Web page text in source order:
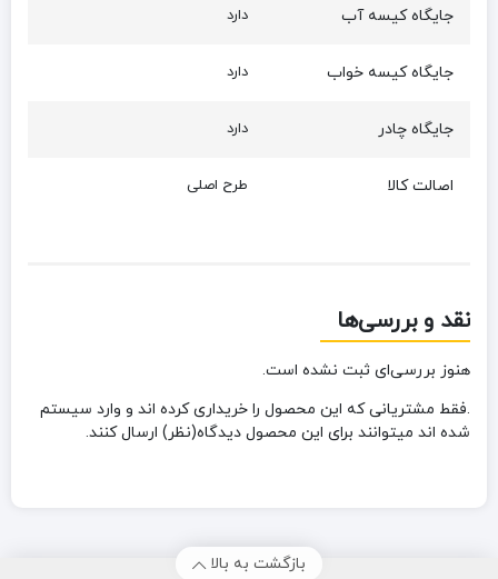
جایگاه کیسه آب دارد
جایگاه کیسه خواب دارد
جایگاه چادر دارد
اصالت کالا طرح اصلی
نقد و بررسی‌ها
هنوز بررسی‌ای ثبت نشده است.
.فقط مشتریانی که این محصول را خریداری کرده اند و وارد سیستم
شده اند میتوانند برای این محصول دیدگاه(نظر) ارسال کنند.
بازگشت به بالا